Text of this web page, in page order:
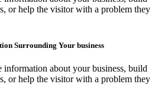
or help the visitor with a problem they
Surrounding Your business
information about your business, build
or help the visitor with a problem they